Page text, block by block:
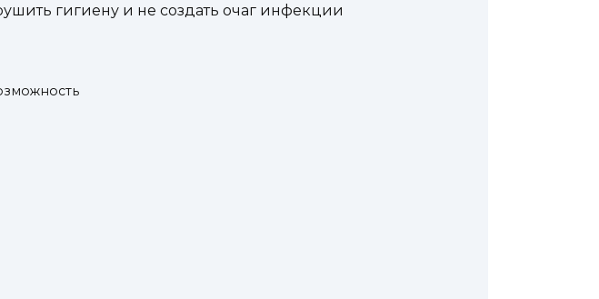
гигиену и не создать очаг инфекции